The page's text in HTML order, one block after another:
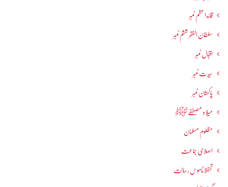
قائداعظم نمبر
سلطان الفقر ششم نمبر
اقبال نمبر
سیرت نمبر
پاکستان نمبر
میلاد مصطفےٰﷺ
مظلوم مسلمان
اصلاحی جماعت
تحفظ ناموسِ رسالت